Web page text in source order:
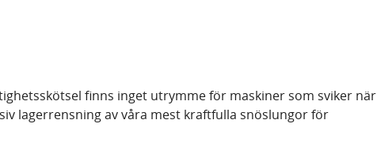
finns inget utrymme för maskiner som sviker när
lagerrensning av våra mest kraftfulla snöslungor för